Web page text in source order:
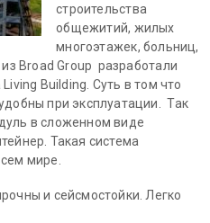
строительства
общежитий, жилых
многоэтажек, больниц,
Broad Group разработали
Building. Суть в том что
при эксплуатации. Так
в сложенном виде
Такая система
мире.
и сейсмостойки. Легко